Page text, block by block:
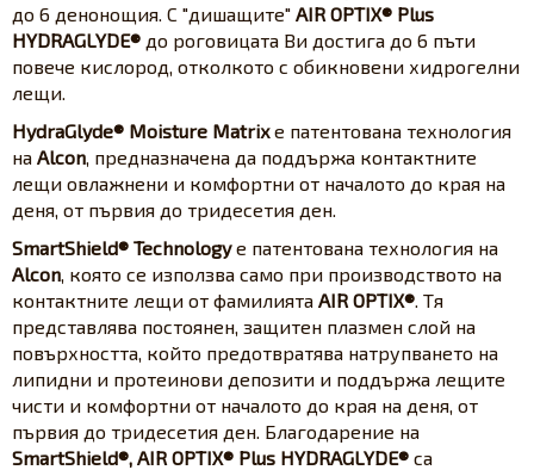
до 6 денонощия. С "дишащите" AIR OPTIX® Plus
HYDRAGLYDE® до роговицата Ви достига до 6 пъти
повече кислород, отколкото с обикновени хидрогелни
лещи.
HydraGlyde® Moisture Matrixе патентована технология
на Alcon , предназначена да поддържа контактните
лещи овлажнени и комфортни от началото до края на
деня, от първия до тридесетия ден.
SmartShield® Technologyе патентована технология на
Alcon , която се използва само при производството на
контактните лещи от фамилията AIR OPTIX® . Тя
представлява постоянен, защитен плазмен слой на
повърхността, който предотвратява натрупването на
липидни и протеинови депозити и поддържа лещите
чисти и комфортни от началото до края на деня, от
първия до тридесетия ден. Благодарение на
SmartShield®, AIR OPTIX® Plus HYDRAGLYDE® са